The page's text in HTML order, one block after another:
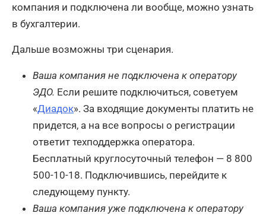
компания и подключена ли вообще, можно узнать
в бухгалтерии.
Дальше возможны три сценария.
Ваша компания не подключена к оператору
ЭДО. Если решите подключиться, советуем
«Диадок». За входящие документы платить не
придется, а на все вопросы о регистрации
ответит техподдержка оператора.
Бесплатный круглосуточный телефон — 8 800
500-10-18. Подключившись, перейдите к
следующему пункту.
Ваша компания уже подключена к оператору